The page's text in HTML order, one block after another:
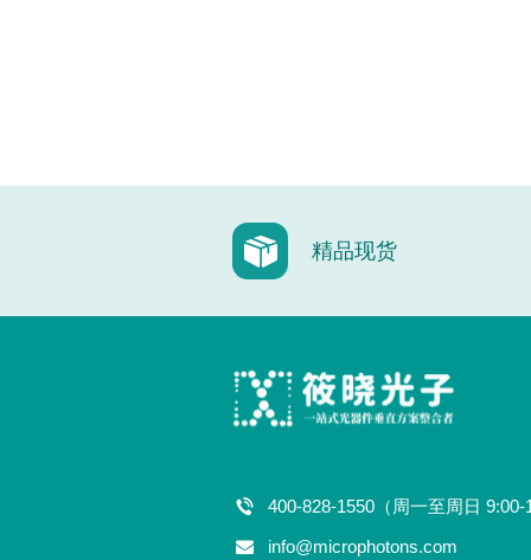
精品现货
400-828-1550（周一至周日 9:00-
info@microphotons.com